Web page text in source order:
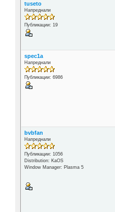
tuseto
Напреднали
Публикации: 19
spec1a
Напреднали
Публикации: 6986
bvbfan
Напреднали
Публикации: 1056
Distribution: KaOS
Window Manager: Plasma 5